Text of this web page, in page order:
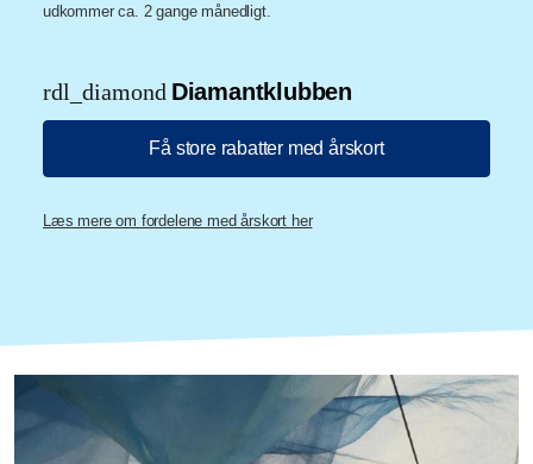
udkommer ca. 2 gange månedligt.
rdl_diamond Diamantklubben
Få store rabatter med årskort
Læs mere om fordelene med årskort her